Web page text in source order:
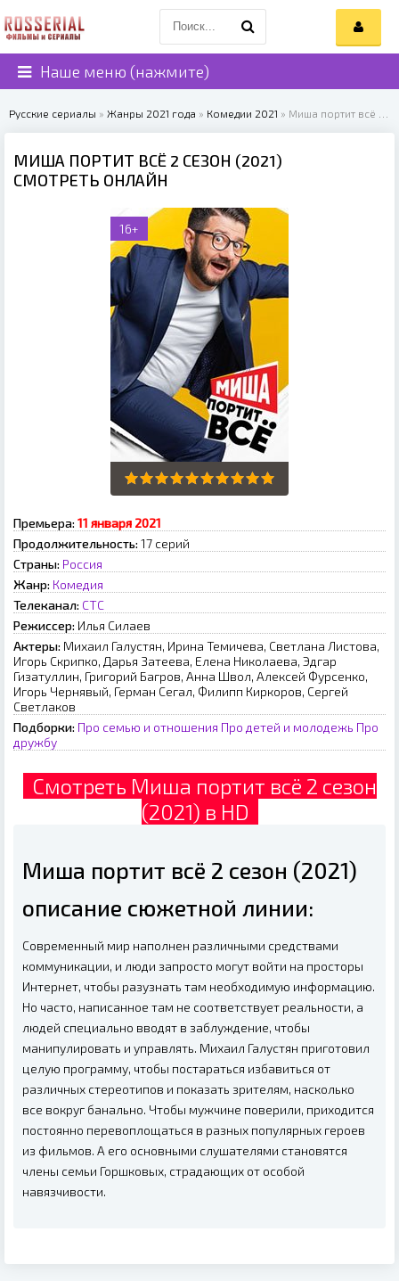
Наше меню (нажмите)
Русские сериалы » Жанры 2021 года » Комедии 2021 » Миша портит всё 2 сезон (2021)
МИША ПОРТИТ ВСЁ 2 СЕЗОН (2021)
СМОТРЕТЬ ОНЛАЙН
16+
Премьера: 11 января 2021
Продолжительность: 17 серий
Страны: Россия
Жанр: Комедия
Телеканал: СТС
Режиссер: Илья Силаев
Актеры: Михаил Галустян, Ирина Темичева, Светлана Листова,
Игорь Скрипко, Дарья Затеева, Елена Николаева, Эдгар
Гизатуллин, Григорий Багров, Анна Швол, Алексей Фурсенко,
Игорь Чернявый, Герман Сегал, Филипп Киркоров, Сергей
Светлаков
Подборки: Про семью и отношения Про детей и молодежь Про
дружбу
Смотреть Миша портит всё 2 сезон
(2021) в HD
Миша портит всё 2 сезон (2021)
описание сюжетной линии:
Современный мир наполнен различными средствами
коммуникации, и люди запросто могут войти на просторы
Интернет, чтобы разузнать там необходимую информацию.
Но часто, написанное там не соответствует реальности, а
людей специально вводят в заблуждение, чтобы
манипулировать и управлять. Михаил Галустян приготовил
целую программу, чтобы постараться избавиться от
различных стереотипов и показать зрителям, насколько
все вокруг банально. Чтобы мужчине поверили, приходится
постоянно перевоплощаться в разных популярных героев
из фильмов. А его основными слушателями становятся
члены семьи Горшковых, страдающих от особой
навязчивости.